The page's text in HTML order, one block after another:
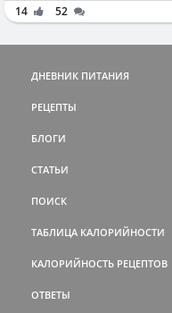
14 52
ДНЕВНИК ПИТАНИЯ
РЕЦЕПТЫ
БЛОГИ
СТАТЬИ
ПОИСК
ТАБЛИЦА КАЛОРИЙНОСТИ
КАЛОРИЙНОСТЬ РЕЦЕПТОВ
ОТВЕТЫ